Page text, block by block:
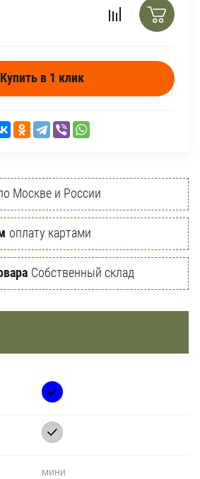
Купить в 1 клик
Москве и России
оплату картами
Собственный склад
мини